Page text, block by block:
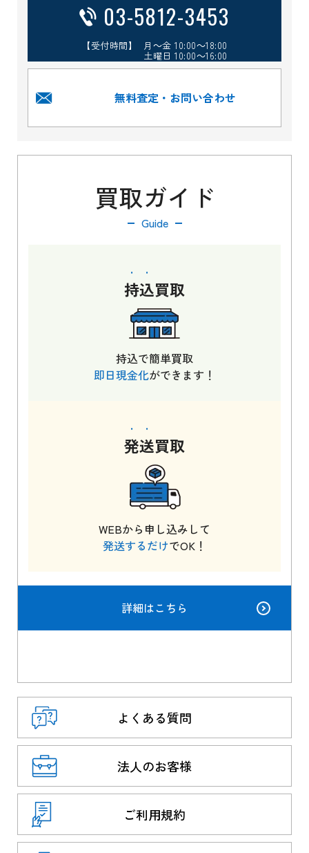
03-5812-3453
【受付時間】 月～金 10:00～18:00
土曜日 10:00～16:00
無料査定・お問い合わせ
買取ガイド
Guide
持込買取
持込で簡単買取
即日現金化ができます！
発送買取
WEBから申し込みして
発送するだけでOK！
詳細はこちら
よくある質問
法人のお客様
ご利用規約